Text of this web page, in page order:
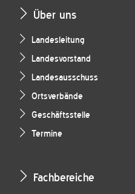
Über uns
Landesleitung
Landesvorstand
Landesausschuss
Ortsverbände
Geschäftsstelle
Termine
Fachbereiche